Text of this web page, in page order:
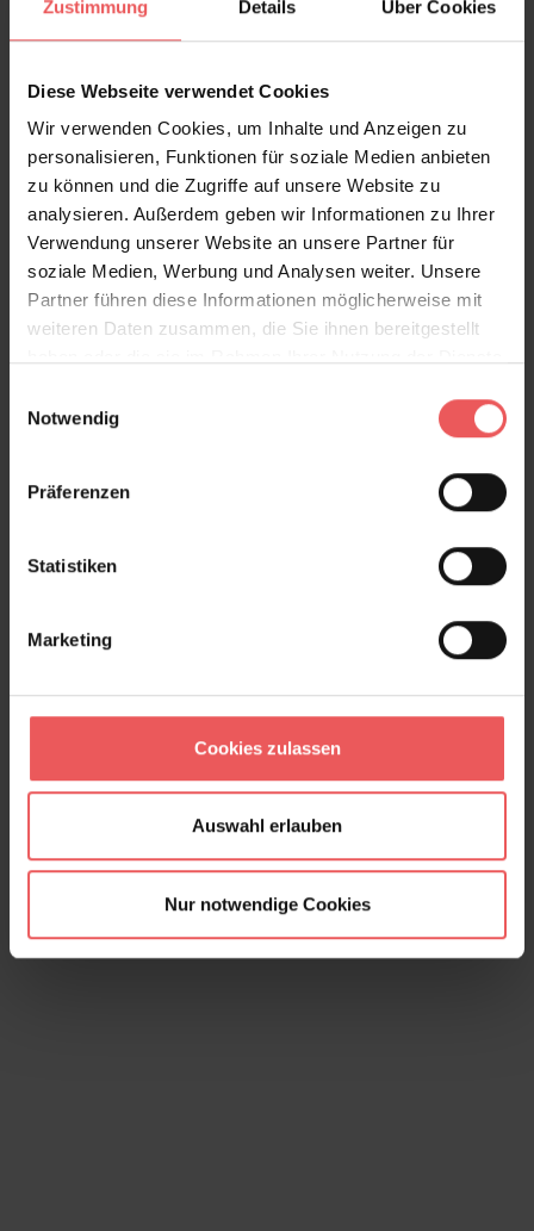
Zustimmung Details Über Cookies
Diese Webseite verwendet Cookies
Wir verwenden Cookies, um Inhalte und Anzeigen zu
personalisieren, Funktionen für soziale Medien anbieten
zu können und die Zugriffe auf unsere Website zu
analysieren. Außerdem geben wir Informationen zu Ihrer
Verwendung unserer Website an unsere Partner für
soziale Medien, Werbung und Analysen weiter. Unsere
Partner führen diese Informationen möglicherweise mit
weiteren Daten zusammen, die Sie ihnen bereitgestellt
Notwendig
Präferenzen
Statistiken
Marketing
Cookies zulassen
Auswahl erlauben
Nur notwendige Cookies
Holztapete, olive
19,90 €
Holztapete, birke